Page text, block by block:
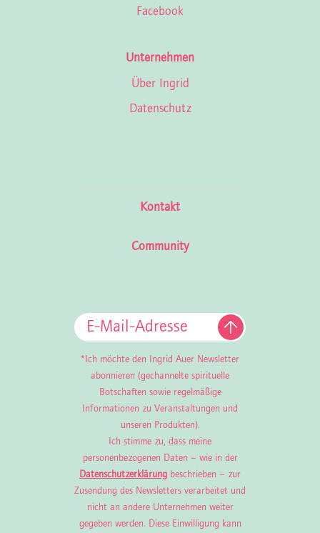
Facebook
Unternehmen
Über Ingrid
Datenschutz
Kontakt
Community
*Ich möchte den Ingrid Auer Newsletter
abonnieren (gechannelte spirituelle
Botschaften sowie regelmäßige
Informationen zu Veranstaltungen und
unseren Produkten).
Ich stimme zu, dass meine
personenbezogenen Daten – wie in der
Datenschutzerklärung beschrieben – zur
Zusendung des Newsletters verarbeitet und
nicht an andere Unternehmen weiter
gegeben werden. Diese Einwilligung kann